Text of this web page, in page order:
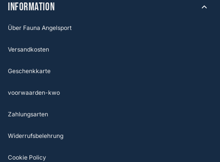
Information
Über Fauna Angelsport
Versandkosten
Geschenkkarte
voorwaarden-kwo
Zahlungsarten
Widerrufsbelehrung
Cookie Policy